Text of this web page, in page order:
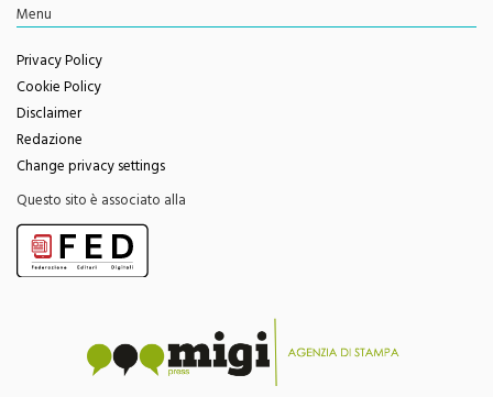
Menu
Privacy Policy
Cookie Policy
Disclaimer
Redazione
Change privacy settings
Questo sito è associato alla